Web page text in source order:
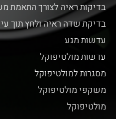
בדיקות ראיה לצורך התאמת
בדיקת שדה ראיה ולחץ תוך
עדשות מגע
עדשות מולטיפוקל
מסגרות למולטיפוקל
משקפי מולטיפוקל
מולטיפוקל